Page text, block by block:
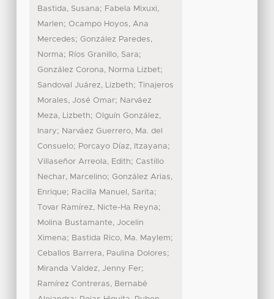
Bastida, Susana; Fabela Mixuxi,
Marlen; Ocampo Hoyos, Ana
Mercedes; González Paredes,
Norma; Ríos Granillo, Sara;
González Corona, Norma Lizbet;
Sandoval Juárez, Lizbeth;
Tinajeros
Morales, José Omar; Narváez
Meza, Lizbeth; Olguín González,
Inary; Narváez Guerrero, Ma. del
Consuelo; Porcayo Díaz, Itzayana;
Villaseñor Arreola, Edith; Castillo
Nechar, Marcelino; González Arias,
Enrique; Racilla Manuel, Sarita;
Tovar Ramírez, Nicte-Ha Reyna;
Molina Bustamante, Jocelin
Ximena; Bastida Rico, Ma. Maylem;
Ceballos Barrera, Paulina Dolores;
Miranda Valdez, Jenny Fer;
Ramírez Contreras, Bernabé